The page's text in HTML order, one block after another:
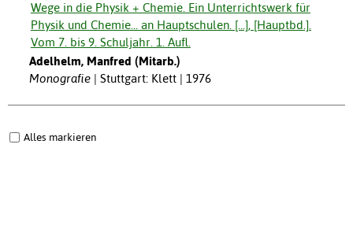
Wege in die Physik + Chemie. Ein Unterrichtswerk für
Physik und Chemie... an Hauptschulen. [...], [Hauptbd.].
Vom 7. bis 9. Schuljahr. 1. Aufl.
Adelhelm, Manfred (Mitarb.)
Monografie
Stuttgart: Klett | 1976
Alles markieren